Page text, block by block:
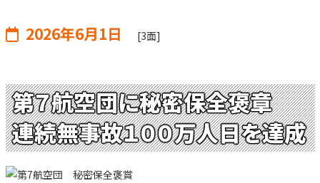
2026年6月1日 [3面]
第７航空団に秘密保全褒章
連続無事故１００万人日を達成